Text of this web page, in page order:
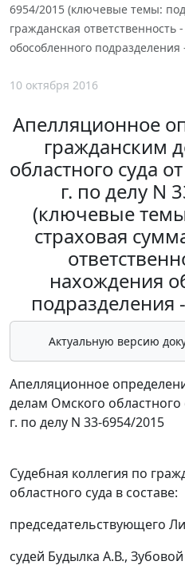
6954/2015 (ключевые темы:
гражданская ответственность
обособленного подразделения
10 октября 2016
Апелляционное
гражданским
областного суда
г. по делу N
(ключевые
страховая
нахождения
подразделения
Актуальную версию
Апелляционное
делам Омского областного
г. по делу N 33-6954/2015
Судебная коллегия по
областного суда в составе:
председательствующего
судей Будылка А.В.,